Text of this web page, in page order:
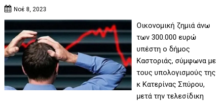
Νοέ 8, 2023
Οικονομική ζημιά άνω
των 300.000 ευρώ
υπέστη ο δήμος
Καστοριάς, σύμφωνα με
τους υπολογισμούς της
κ Κατερίνας Σπύρου,
μετά την τελεσίδικη